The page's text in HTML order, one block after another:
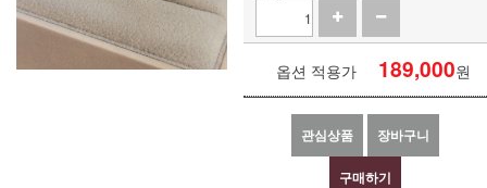
옵션 적용가 189,000원
관심상품 장바구니
구매하기